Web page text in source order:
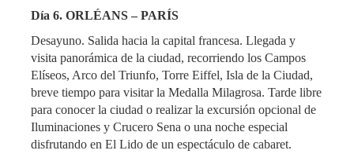
Día 6. ORLÉANS – PARÍS
Desayuno. Salida hacia la capital francesa. Llegada y
visita panorámica de la ciudad, recorriendo los Campos
Elíseos, Arco del Triunfo, Torre Eiffel, Isla de la Ciudad,
breve tiempo para visitar la Medalla Milagrosa. Tarde libre
para conocer la ciudad o realizar la excursión opcional de
Iluminaciones y Crucero Sena o una noche especial
disfrutando en El Lido de un espectáculo de cabaret.